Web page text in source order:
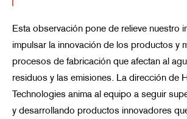
Esta observación pone de relieve nuestro
impulsar la innovación de los productos y
procesos de fabricación que afectan al
residuos y las emisiones. La dirección de
Technologies anima al equipo a seguir
y desarrollando productos innovadores